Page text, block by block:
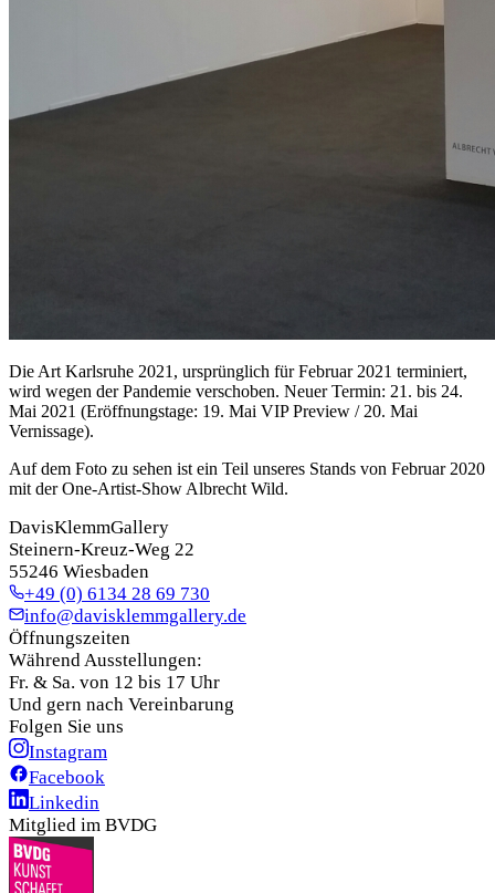
Die Art Karlsruhe 2021, ursprünglich für Februar 2021 terminiert,
wird wegen der Pandemie verschoben. Neuer Termin: 21. bis 24.
Mai 2021 (Eröffnungstage: 19. Mai VIP Preview / 20. Mai
Vernissage).
Auf dem Foto zu sehen ist ein Teil unseres Stands von Februar 2020
mit der One-Artist-Show Albrecht Wild.
DavisKlemmGallery
Steinern-Kreuz-Weg 22
55246 Wiesbaden
+49 (0) 6134 28 69 730
info@davisklemmgallery.de
Öffnungszeiten
Während Ausstellungen:
Fr. & Sa. von 12 bis 17 Uhr
Und gern nach Vereinbarung
Folgen Sie uns
Instagram
Facebook
Linkedin
Mitglied im BVDG